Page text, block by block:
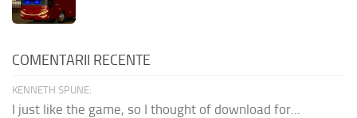
COMENTARII RECENTE
KENNETH SPUNE:
I just like the game, so I thought of download for...